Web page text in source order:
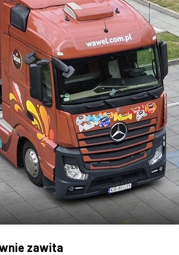
zawita